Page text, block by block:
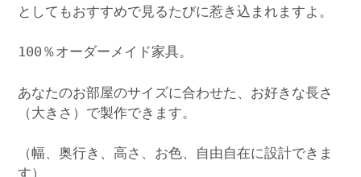
としてもおすすめで見るたびに惹き込まれますよ。
100％オーダーメイド家具。
あなたのお部屋のサイズに合わせた、お好きな長さ
（大きさ）で製作できます。
（幅、奥行き、高さ、お色、自由自在に設計できま
す）